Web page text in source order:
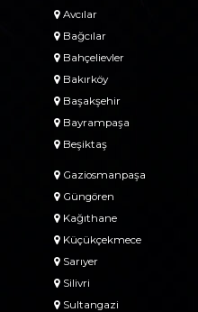
Avcılar
Bağcılar
Bahçelievler
Bakırköy
Başakşehir
Bayrampaşa
Beşiktaş
Gaziosmanpaşa
Güngören
Kağıthane
Küçükçekmece
Sarıyer
Silivri
Sultangazi